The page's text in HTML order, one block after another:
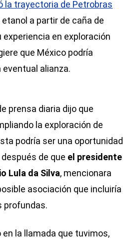
la trayectoria de Petrobras
a partir de caña de
experiencia en exploración
que México podría
alianza.
prensa diaria dijo que
la exploración de
podría ser una oportunidad
de que el presidente
Lula da Silva, mencionara
asociación que incluiría
profundas.
en la llamada que tuvimos,